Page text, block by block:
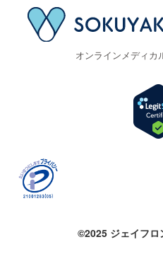
オンラインメディカ
©2025 ジェイフロ